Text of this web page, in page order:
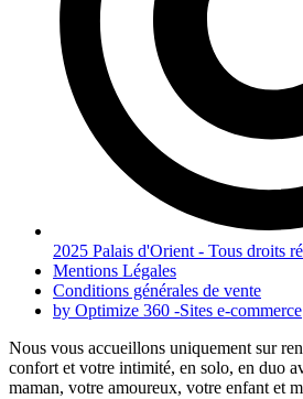
2025 Palais d'Orient - Tous droits
Mentions Légales
Conditions générales de vente
by Optimize 360 -Sites e-commerce
Nous vous accueillons uniquement sur
confort et votre intimité, en solo, en duo
maman, votre amoureux, votre enfant et